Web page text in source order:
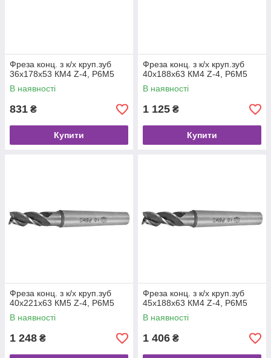
Фреза конц. з к/х круп.зуб
36х178х53 КМ4 Z-4, Р6М5
В наявності
831 ₴
Купити
Фреза конц. з к/х круп.зуб
40х188х63 КМ4 Z-4, Р6М5
В наявності
1 125 ₴
Купити
Фреза конц. з к/х круп.зуб
40х221х63 КМ5 Z-4, Р6М5
В наявності
1 248 ₴
Фреза конц. з к/х круп.зуб
45х188х63 КМ4 Z-4, Р6М5
В наявності
1 406 ₴